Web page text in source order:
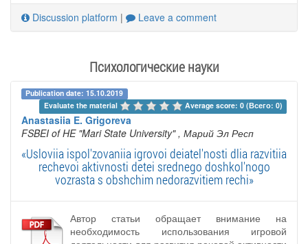
Discussion platform | Leave a comment
Психологические науки
Publication date: 15.10.2019
Evaluate the material
Average score: 0 (Всего: 0)
Anastasiia E. Grigoreva
FSBEI of HE "Mari State University" , Марий Эл Респ
«Usloviia ispol'zovaniia igrovoi deiatel'nosti dlia razvitiia
rechevoi aktivnosti detei srednego doshkol'nogo
vozrasta s obshchim nedorazvitiem rechi»
Автор статьи обращает внимание на
необходимость использования игровой